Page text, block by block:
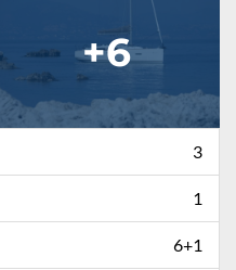
+6
3
1
6+1